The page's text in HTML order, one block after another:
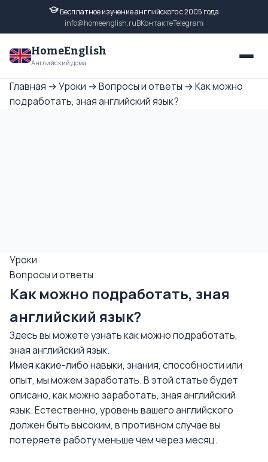
Бесплатное изучение английского с 2005 года
info@homeenglish.ruВКонтактеTelegram
HomeEnglish
Английский дома
Главная →Уроки →Вопросы и ответы →Как можно
подработать, зная английский язык?
Уроки
Вопросы и ответы
Как можно подработать, зная
английский язык?
Здесь вы можете узнать как можно подработать,
зная английский язык.
Имея какие-либо навыки, знания, способности или
опыт, мы можем заработать. В этой статье будет
описано, как можно заработать, зная английский
язык. Естественно, уровень вашего английского
должен быть высоким, в противном случае вы
потеряете работу меньше чем через месяц.